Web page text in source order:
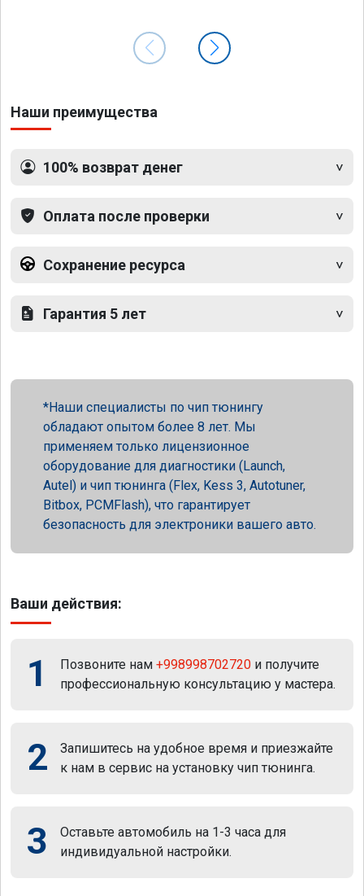
Наши преимущества
100% возврат денег
Оплата после проверки
Сохранение ресурса
Гарантия 5 лет
Наши специалисты по чип тюнингу
обладают опытом более 8 лет. Мы
применяем только лицензионное
оборудование для диагностики (Launch,
Autel) и чип тюнинга (Flex, Kess 3, Autotuner,
Bitbox, PCMFlash), что гарантирует
безопасность для электроники вашего авто.
Ваши действия:
1 Позвоните нам +998998702720 и получите
профессиональную консультацию у мастера.
2
Запишитесь на удобное время и приезжайте
к нам в сервис на установку чип тюнинга.
3
Оставьте автомобиль на 1-3 часа для
индивидуальной настройки.